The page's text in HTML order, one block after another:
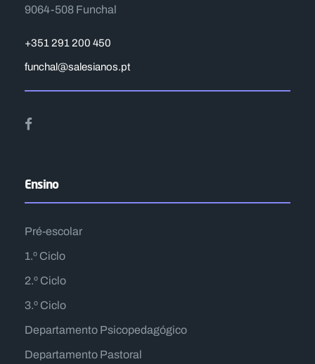
9064-508 Funchal
+351 291 200 450
funchal@salesianos.pt
Ensino
Pré-escolar
1.º Ciclo
2.º Ciclo
3.º Ciclo
Departamento Psicopedagógico
Departamento Pastoral